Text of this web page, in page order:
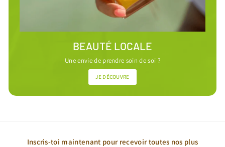
BEAUTÉ LOCALE
Une envie de prendre soin de soi ?
JE DÉCOUVRE
Inscris-toi maintenant pour recevoir toutes nos plus